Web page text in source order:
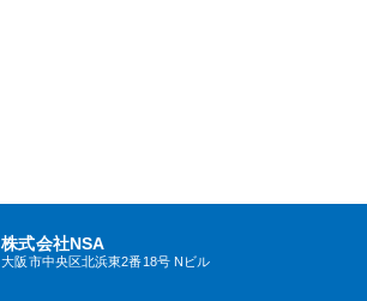
株式会社NSA
大阪市中央区北浜東2番18号 Nビル